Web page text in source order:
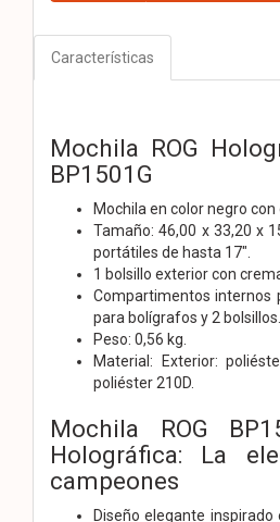
Características
Mochila ROG
BP1501G
Mochila en color negro
Tamaño: 46,00 x 33,20 x
portátiles de hasta 17".
1 bolsillo exterior con
Compartimentos internos
para bolígrafos y 2 bolsillos.
Peso: 0,56 kg.
Material: Exterior:
poliéster 210D.
Mochila ROG
Holográfica: La
campeones
Diseño elegante